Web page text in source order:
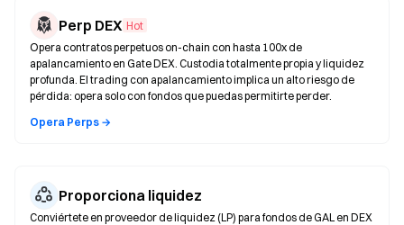
Perp DEX Hot
Opera contratos perpetuos on-chain con hasta 100x de
apalancamiento en Gate DEX. Custodia totalmente propia y liquidez
profunda. El trading con apalancamiento implica un alto riesgo de
pérdida: opera solo con fondos que puedas permitirte perder.
Opera Perps →
Proporciona liquidez
Conviértete en proveedor de liquidez (LP) para fondos de GAL en DEX